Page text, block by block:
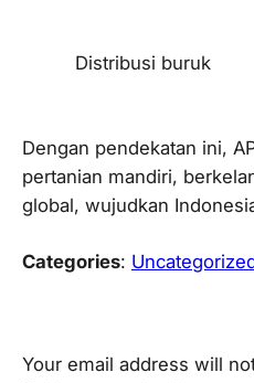
Distribusi buruk
Dengan pendekatan ini,
pertanian mandiri,
global, wujudkan
Categories:
Your email address will